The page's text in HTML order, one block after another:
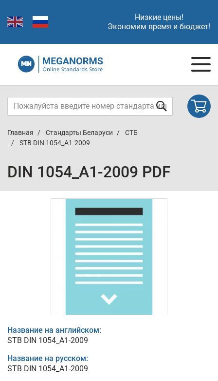
Низкие цены!
Экономим время и бюджет!
Главная Стандарты Беларуси
СТБ
STB DIN 1054_A1-2009
DIN 1054_A1-2009 PDF
Название на английском:
STB DIN 1054_A1-2009
Название на русском:
STB DIN 1054_A1-2009